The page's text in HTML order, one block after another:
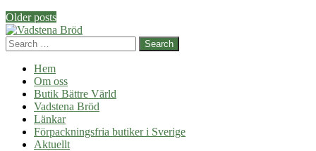
Post
navigation
Older posts
Search
Hem
Om oss
Butik Bättre Värld
Vadstena Bröd
Länkar
Förpackningsfria butiker i Sverige
Aktuellt